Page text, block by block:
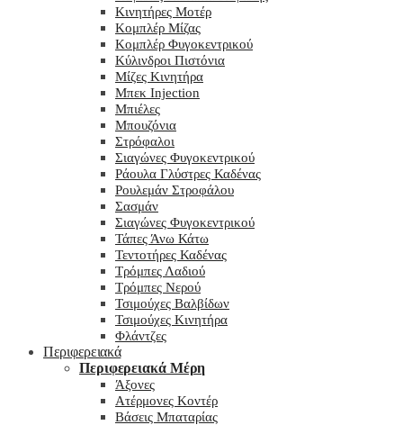
Κινητήρες Μοτέρ
Κομπλέρ Μίζας
Κομπλέρ Φυγοκεντρικού
Κύλινδροι Πιστόνια
Μίζες Κινητήρα
Μπεκ Injection
Μπιέλες
Μπουζόνια
Στρόφαλοι
Σιαγώνες Φυγοκεντρικού
Ράουλα Γλύστρες Καδένας
Ρουλεμάν Στροφάλου
Σασμάν
Σιαγώνες Φυγοκεντρικού
Τάπες Άνω Κάτω
Τεντοτήρες Καδένας
Τρόμπες Λαδιού
Τρόμπες Νερού
Τσιμούχες Βαλβίδων
Τσιμούχες Κινητήρα
Φλάντζες
Περιφερειακά
Περιφερειακά Μέρη
Άξονες
Ατέρμονες Κοντέρ
Βάσεις Μπαταρίας